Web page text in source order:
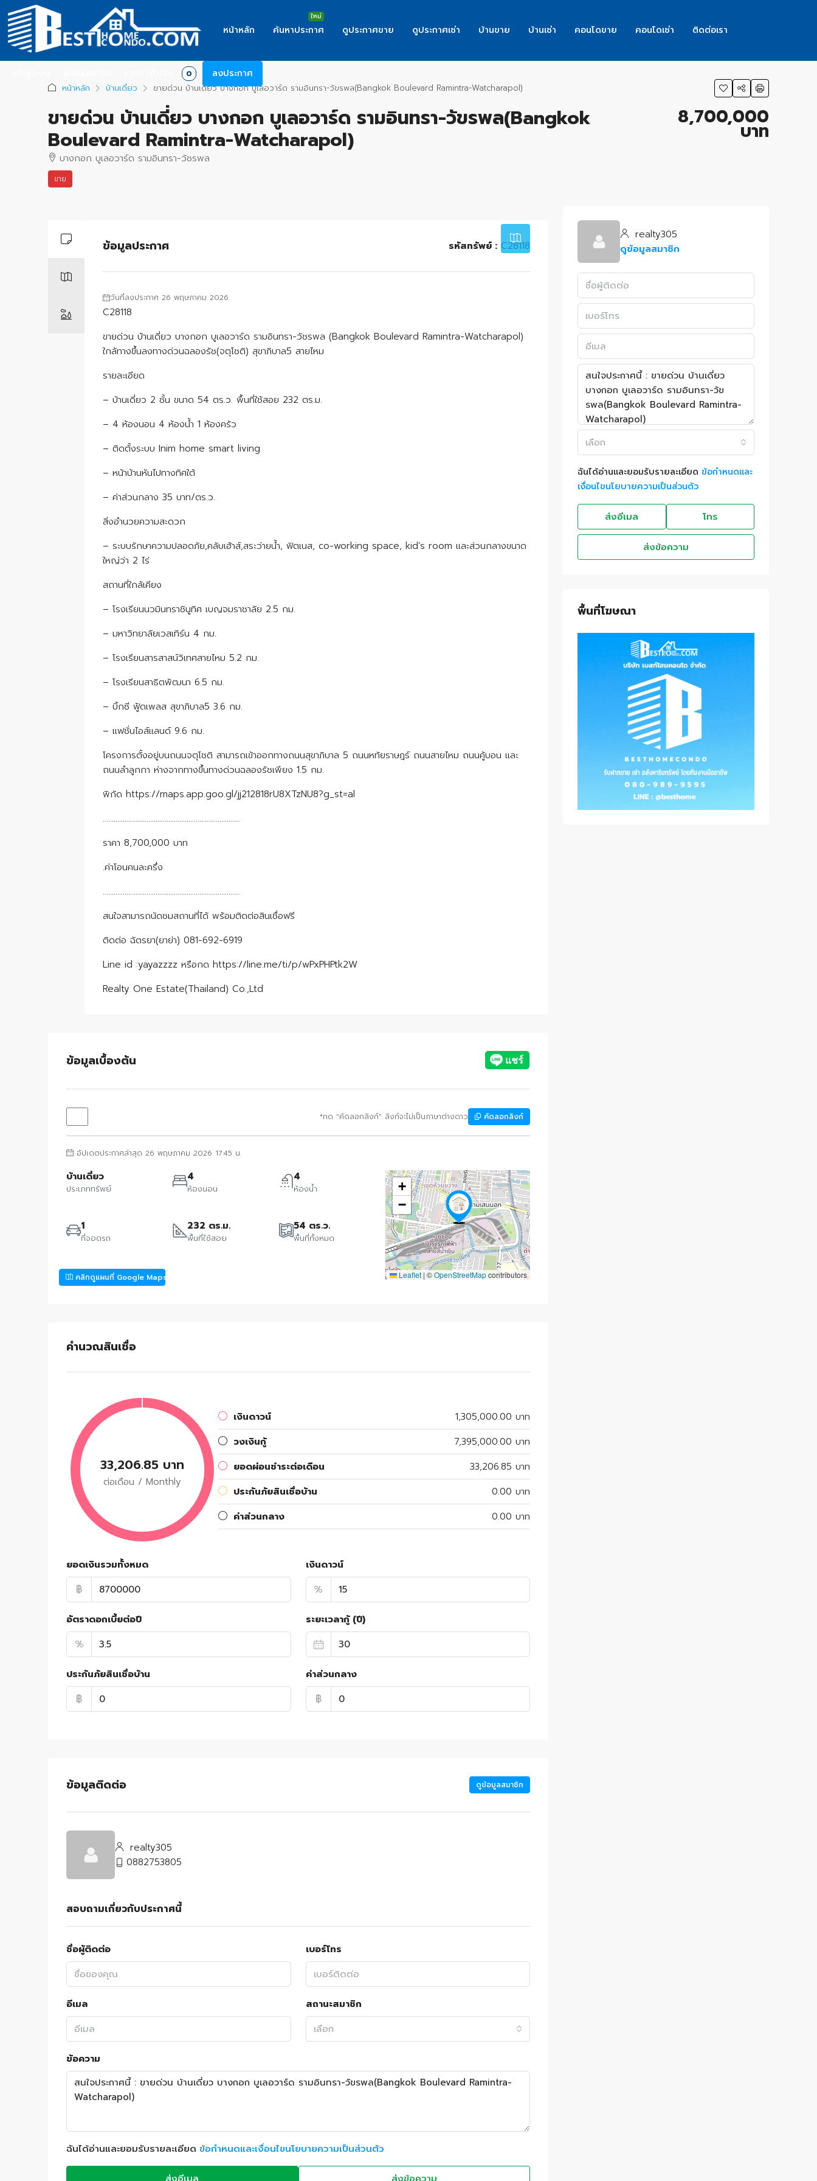
หน้าหลัก ค้นหาประกาศ ดูประกาศขาย ดูประกาศเช่า บ้านขาย บ้านเช่า คอนโดขาย คอนโดเช่า ติดต่อเรา
0 ลงประกาศ
หน้าหลัก บ้านเดี่ยว ขายด่วน บ้านเดี่ยว บางกอก บูเลอวาร์ด รามอินทรา-วัขรพล(Bangkok Boulevard Ramintra-Watcharapol)
ขายด่วน บ้านเดี่ยว บางกอก บูเลอวาร์ด รามอินทรา-วัขรพล(Bangkok
Boulevard Ramintra-Watcharapol)
บางกอก บูเลอวาร์ด รามอินทรา-วัชรพล
ขาย
8,700,000
บาท
−
ข้อมูลประกาศ รหัสทรัพย์ : C28118
วันที่ลงประกาศ 26 พฤษภาคม 2026
C28118
ขายด่วน บ้านเดี่ยว บางกอก บูเลอวาร์ด รามอินทรา-วัชรพล (Bangkok Boulevard Ramintra-Watcharapol)
ใกล้ทางขึ้นลงทางด่วนฉลองรัช(จตุโชติ) สุขาภิบาล5 สายไหม
รายละเอียด
– บ้านเดี่ยว 2 ชั้น ขนาด 54 ตร.ว. พื้นที่ใช้สอย 232 ตร.ม.
– 4 ห้องนอน 4 ห้องน้ำ 1 ห้องครัว
– ติดตั้งระบบ Inim home smart living
– หน้าบ้านหันไปทางทิศใต้
– ค่าส่วนกลาง 35 บาท/ตร.ว.
สิ่งอำนวยความสะดวก
– ระบบรักษาความปลอดภัย,คลับเฮ้าส์,สระว่ายน้ำ, ฟิตเนส, co-working space, kid’s room และส่วนกลางขนาด
ใหญ่ว่า 2 ไร่
สถานที่ใกล้เคียง
– โรงเรียนนวมินทราชินูทิศ เบญจมราชาลัย 2.5 กม.
– มหาวิทยาลัยเวสเทิร์น 4 กม.
– โรงเรียนสารสาสน์วิเทศสายไหม 5.2 กม.
– โรงเรียนสาธิตพัฒนา 6.5 กม.
– บิ้กซี ฟู้ดเพลส สุขาภิบาล5 3.6 กม.
– แฟชั่นไอส์แลนด์ 9.6 กม.
โครงการตั้งอยู่บนถนนจตุโชติ สามารถเข้าออกทางถนนสุขาภิบาล 5 ถนนหทัยราษฎร์ ถนนสายไหม ถนนคู้บอน และ
ถนนลำลูกกา ห่างจากทางขึ้นทางด่วนฉลองรัชเพียง 1.5 กม.
พิกัด https://maps.app.goo.gl/jj212818rU8XTzNU8?g_st=al
…………………………………………………………………
ราคา 8,700,000 บาท
.ค่าโอนคนละครึ่ง
…………………………………………………………………
สนใจสามารถนัดชมสถานที่ได้ พร้อมติดต่อสินเชื่อฟรี
ติดต่อ ฉัตรยา(ยาย่า) 081-692-6919
Line id :yayazzzz หรือกด https://line.me/ti/p/wPxPHPtk2W
Realty One Estate(Thailand) Co.,Ltd
ข้อมูลเบื้องต้น
*กด "คัดลอกลิงก์" ลิงก์จะไม่เป็นภาษาต่างดาว คัดลอกลิงก์
อัปเดตประกาศล่าสุด 26 พฤษภาคม 2026 17:45 น.
บ้านเดี่ยว
ประเภททรัพย์
4
ห้องนอน
4
ห้องน้ำ
1
ที่จอดรถ
232 ตร.ม.
พื้นที่ใช้สอย
54 ตร.ว.
พื้นที่ทั้งหมด
คลิกดูแผนที่ Google Maps
+
−
Leaflet | ©OpenStreetMapcontributors
คำนวณสินเชื่อ
33,206.85 บาท
ต่อเดือน / Monthly
เงินดาวน์
1,305,000.00 บาท
วงเงินกู้
7,395,000.00 บาท
ยอดผ่อนชำระต่อเดือน
33,206.85 บาท
ประกันภัยสินเชื่อบ้าน
0.00 บาท
ค่าส่วนกลาง
0.00 บาท
ยอดเงินรวมทั้งหมด
฿
เงินดาวน์
%
อัตราดอกเบี้ยต่อปี
%
ระยะเวลากู้ (ปี)
ประกันภัยสินเชื่อบ้าน
฿
ค่าส่วนกลาง
฿
ข้อมูลติดต่อ ดูข้อมูลสมาชิก
realty305
0882753805
สอบถามเกี่ยวกับประกาศนี้
ชื่อผู้ติดต่อ เบอร์โทร
อีเมล
สถานะสมาชิก
เลือก
ข้อความ
ฉันได้อ่านและยอมรับรายละเอียด ข้อกำหนดและเงื่อนไขนโยบายความเป็นส่วนตัว
realty305
ดูข้อมูลสมาชิก
เลือก
ฉันได้อ่านและยอมรับรายละเอียด ข้อกำหนดและ
เงื่อนไขนโยบายความเป็นส่วนตัว
ส่งอีเมล โทร
ส่งข้อความ
พื้นที่โฆษณา